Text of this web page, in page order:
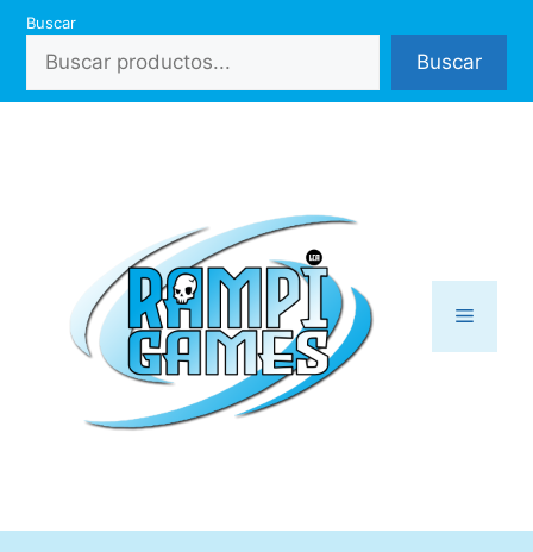
Saltar
contenido
Buscar
Buscar
Menú